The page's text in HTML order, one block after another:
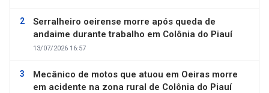
Serralheiro oeirense morre após queda de
andaime durante trabalho em Colônia do Piauí
13/07/2026 16:57
Mecânico de motos que atuou em Oeiras morre
em acidente na zona rural de Colônia do Piauí